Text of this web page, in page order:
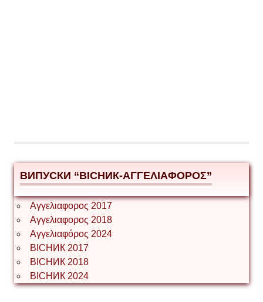
ВИПУСКИ “ВІСНИК-ΑΓΓΕΛΙΑΦΟΡΟΣ”
Αγγελιαφορος 2017
Αγγελιαφορος 2018
Αγγελιαφόρος 2024
ВІСНИК 2017
ВІСНИК 2018
ВІСНИК 2024